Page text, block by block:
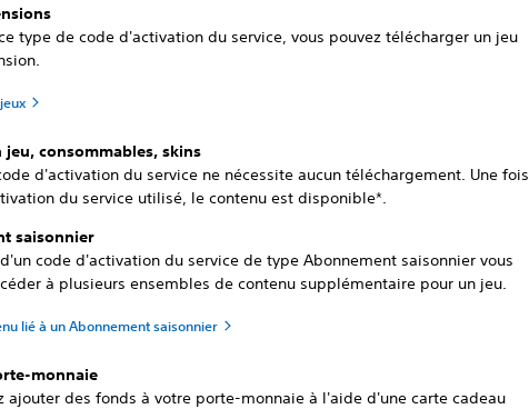
type de code d'activation du service, vous pouvez télécharger un jeu
jeu, consommables, skins
d'activation du service ne nécessite aucun téléchargement. Une fois
du service utilisé, le contenu est disponible*.
saisonnier
code d'activation du service de type Abonnement saisonnier vous
à plusieurs ensembles de contenu supplémentaire pour un jeu.
lié à un Abonnement saisonnier
monnaie
ajouter des fonds à votre porte-monnaie à l'aide d'une carte cadeau